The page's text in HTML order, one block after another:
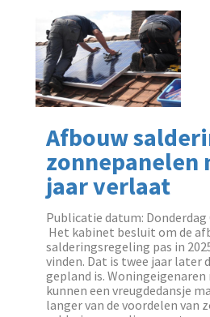
Afbouw
zonnepanelen
jaar verlaat
Publicatie datum: Donderdag
Het kabinet besluit om de
salderingsregeling pas in
vinden. Dat is twee jaar later
gepland is.
kunnen een vreugdedansje
langer van de voordelen van